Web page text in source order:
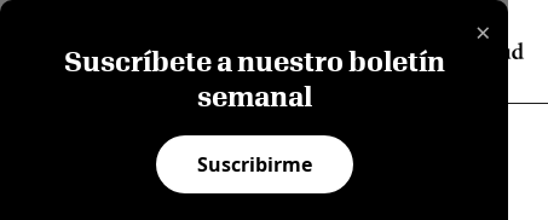
×
Suscríbete a nuestro boletín
semanal
Suscribirme